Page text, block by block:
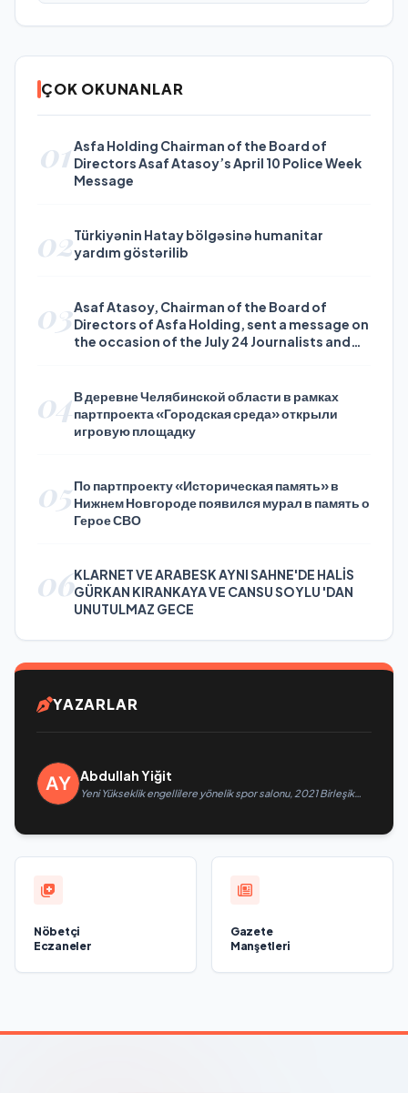
ÇOK OKUNANLAR
01Asfa Holding Chairman of the Board of
Directors Asaf Atasoy’s April 10 Police Week
Message
02Türkiyənin Hatay bölgəsinə humanitar
yardım göstərilib
03Asaf Atasoy, Chairman of the Board of
Directors of Asfa Holding, sent a message on
the occasion of the July 24 Journalists and
04В деревне Челябинской области в рамках
партпроекта «Городская среда» открыли
игровую площадку
05По партпроекту «Историческая память» в
Нижнем Новгороде появился мурал в память о
Герое СВО
06KLARNET VE ARABESK AYNI SAHNE'DE HALİS
GÜRKAN KIRANKAYA VE CANSU SOYLU 'DAN
UNUTULMAZ GECE
YAZARLAR
Abdullah Yiğit
Yeni Yükseklik engellilere yönelik spor salonu, 2021 Birleşik
Nöbetçi
Eczaneler
Gazete
Manşetleri